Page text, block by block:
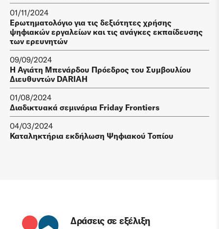
01/11/2024
Ερωτηματολόγιο για τις δεξιότητες χρήσης
ψηφιακών εργαλείων και τις ανάγκες εκπαίδευσης
των ερευνητών
09/09/2024
Η Αγιάτη Μπενάρδου Πρόεδρος του Συμβουλίου
Διευθυντών DARIAH
01/08/2024
Διαδικτυακά σεμινάρια Friday Frontiers
04/03/2024
Καταληκτήρια εκδήλωση Ψηφιακού Τοπίου
Δράσεις σε εξέλιξη